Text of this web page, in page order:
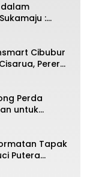
dalam
:
dan
Cibubur
Pererat
Perda
untuk
Tapak
Putera
Polri